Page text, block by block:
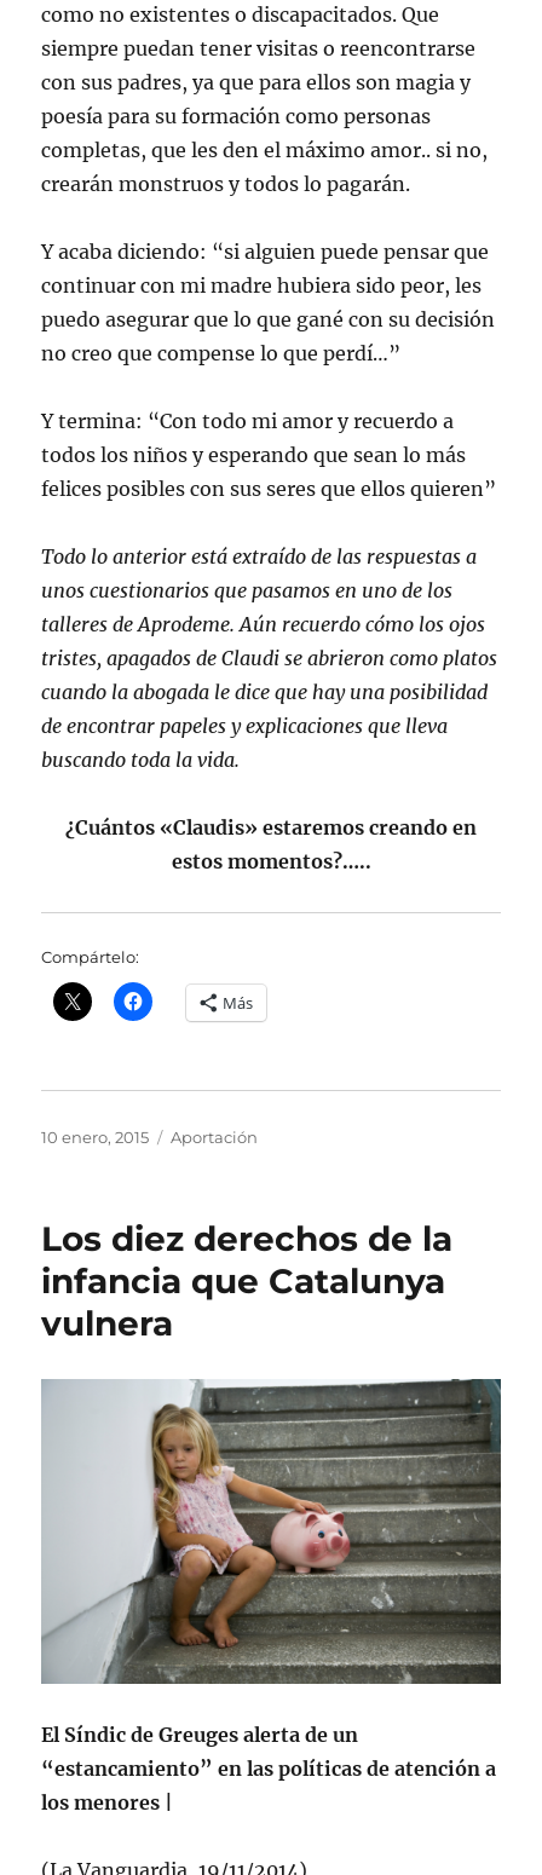
como no existentes o discapacitados. Que
siempre puedan tener visitas o reencontrarse
con sus padres, ya que para ellos son magia y
poesía para su formación como personas
completas, que les den el máximo amor.. si no,
crearán monstruos y todos lo pagarán.
Y acaba diciendo: “si alguien puede pensar que
continuar con mi madre hubiera sido peor, les
puedo asegurar que lo que gané con su decisión
no creo que compense lo que perdí…”
Y termina: “Con todo mi amor y recuerdo a
todos los niños y esperando que sean lo más
felices posibles con sus seres que ellos quieren”
Todo lo anterior está extraído de las respuestas a
unos cuestionarios que pasamos en uno de los
talleres de Aprodeme. Aún recuerdo cómo los ojos
tristes, apagados de Claudi se abrieron como platos
cuando la abogada le dice que hay una posibilidad
de encontrar papeles y explicaciones que lleva
buscando toda la vida.
¿Cuántos «Claudis» estaremos creando en
estos momentos?…..
Compártelo:
Más
Publicado
10 enero, 2015 Categorías
Aportación
Los diez derechos de la
infancia que Catalunya
vulnera
El Síndic de Greuges alerta de un
“estancamiento” en las políticas de atención a
los menores
(La Vanguardia, 19/11/2014)